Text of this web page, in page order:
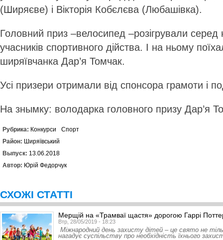
(Ширяєве) і Вікторія Кобєлєва (Любашівка).
Головний приз –велоси­пед –ро­зіг­рували
учасників спор­тивного дійства. І на ньому
ширяївчанка Дар’я Томчак.
Усі призери отримали від спонсора грамоти і
На знымку: володарка головного призу Дар’я
Рубрика: Конкурси
Спорт
Район: Ширяївський
Выпуск: 13.06.2018
Автор: Юрій Федорчук
СХОЖІ СТАТТІ
Мерщій на «Трамваї щастя» дорогою Гаррі
Втр, 28/05/2019 - 18:23
Міжнародний день захисту дітей – це свято не
нагадує суспільству про необхідність їхнього